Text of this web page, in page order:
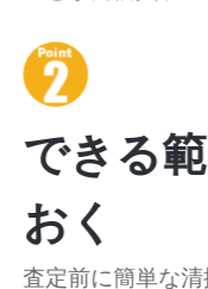
できる
おく
査定前に簡単な